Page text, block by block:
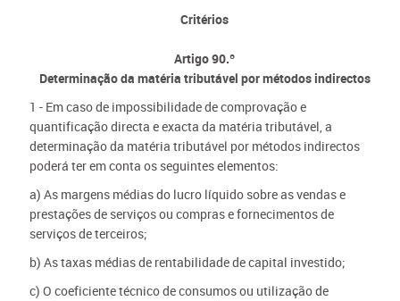
Critérios
Artigo 90.º
Determinação da matéria tributável por métodos indirectos
1 - Em caso de impossibilidade de comprovação e
quantificação directa e exacta da matéria tributável, a
determinação da matéria tributável por métodos indirectos
poderá ter em conta os seguintes elementos:
a) As margens médias do lucro líquido sobre as vendas e
prestações de serviços ou compras e fornecimentos de
serviços de terceiros;
b) As taxas médias de rentabilidade de capital investido;
c) O coeficiente técnico de consumos ou utilização de